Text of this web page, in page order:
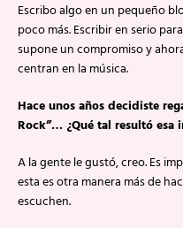
Escribo algo en un pequeño
poco más. Escribir en serio
supone un compromiso y
centran en la música.
Hace unos años decidiste
Rock”… ¿Qué tal resultó esa
A la gente le gustó, creo. Es
esta es otra manera más de
escuchen.